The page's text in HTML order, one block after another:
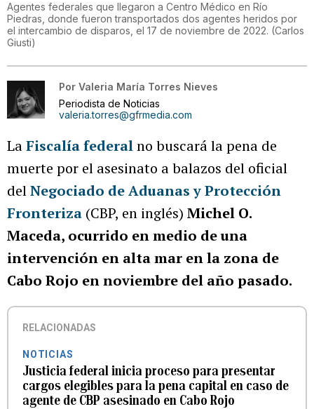
Agentes federales que llegaron a Centro Médico en Río
Piedras, donde fueron transportados dos agentes heridos por
el intercambio de disparos, el 17 de noviembre de 2022. (Carlos
Giusti)
Por Valeria María Torres Nieves
Periodista de Noticias
valeria.torres@gfrmedia.com
LaFiscalía federalno buscará la pena de
muerte por el asesinato a balazos del oficial
delNegociado de Aduanas y Protección
Fronteriza (CBP, en inglés) Michel O.
Maceda, ocurrido en medio de una
intervención en alta mar en la zona de
Cabo Rojo en noviembre del año pasado.
RELACIONADAS
NOTICIAS
Justicia federal inicia proceso para presentar
cargos elegibles para la pena capital en caso de
agente de CBP asesinado en Cabo Rojo